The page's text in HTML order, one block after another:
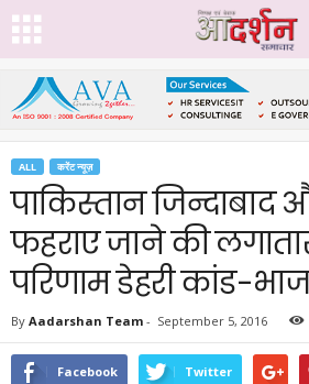
ALL करेंट न्यूज़
पाकिस्तान जिन्दाबाद
फहराए जाने की
परिणाम डेहरी कांड-
By Aadarshan Team - September 5, 2016
Facebook Twitter